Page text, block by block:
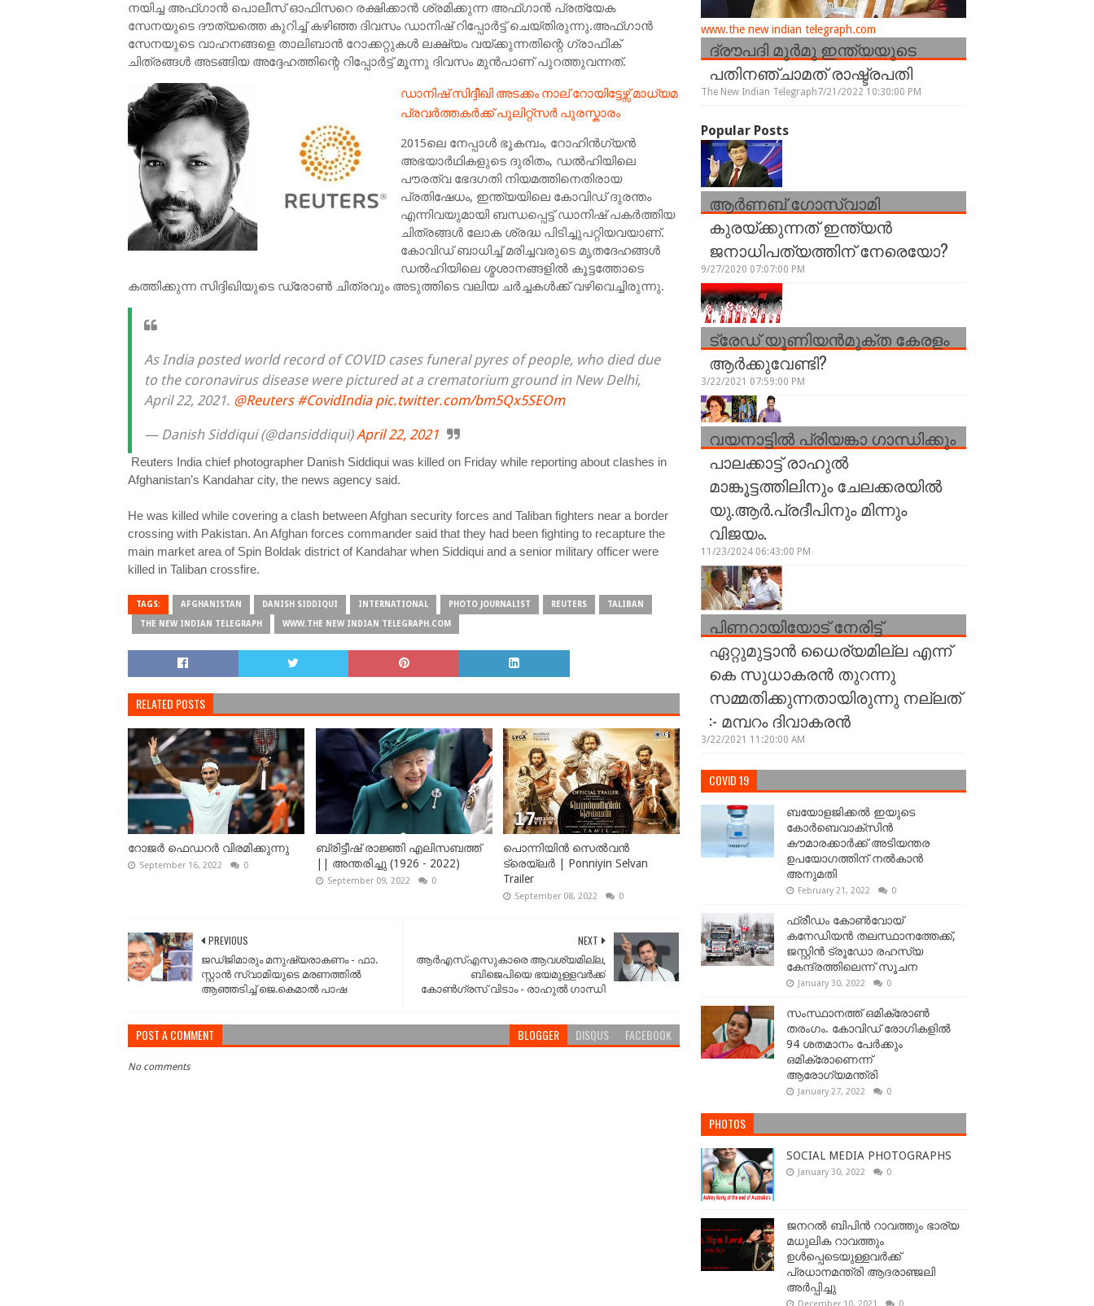
നയിച്ച അഫ്ഗാൻ പൊലീസ് ഓഫിസറെ രക്ഷിക്കാൻ ശ്രമിക്കുന്ന അഫ്ഗാൻ പ്രത്യേക
സേനയുടെ ദൗത്യത്തെ കുറിച്ച് കഴിഞ്ഞ ദിവസം ഡാനിഷ് റിപ്പോർട്ട് ചെയ്തിരുന്നു.അഫ്ഗാൻ
സേനയുടെ വാഹനങ്ങളെ താലിബാൻ റോക്കറ്റുകൾ ലക്ഷ്യം വയ്ക്കുന്നതിന്റെ ഗ്രാഫിക്
ചിത്രങ്ങൾ അടങ്ങിയ അദ്ദേഹത്തിന്റെ റിപ്പോർട്ട് മൂന്നു ദിവസം മുൻപാണ് പുറത്തുവന്നത്.
ഡാനിഷ് സിദ്ദീഖി അടക്കം നാല് റോയിട്ടേഴ്സ് മാധ്യമ
പ്രവർത്തകർക്ക് പുലിറ്റ്സർ പുരസ്കാരം
2015ലെ നേപ്പാൾ ഭൂകമ്പം, റോഹിൻഗ്യൻ
അഭയാർഥികളുടെ ദുരിതം, ഡൽഹിയിലെ
പൗരത്വ ഭേദഗതി നിയമത്തിനെതിരായ
പ്രതിഷേധം, ഇന്ത്യയിലെ കോവിഡ് ദുരന്തം
എന്നിവയുമായി ബന്ധപ്പെട്ട് ഡാനിഷ് പകർത്തിയ
ചിത്രങ്ങൾ ലോക ശ്രദ്ധ പിടിച്ചുപറ്റിയവയാണ്.
കോവിഡ് ബാധിച്ച് മരിച്ചവരുടെ മൃതദേഹങ്ങൾ
ഡൽഹിയിലെ ശ്മശാനങ്ങളിൽ കൂട്ടത്തോടെ
കത്തിക്കുന്ന സിദ്ദിഖിയുടെ ഡ്രോൺ ചിത്രവും അടുത്തിടെ വലിയ ചർച്ചകൾക്ക് വഴിവെച്ചിരുന്നു.
As India posted world record of COVID cases funeral pyres of people, who died due
to the coronavirus disease were pictured at a crematorium ground in New Delhi,
April 22, 2021. @Reuters #CovidIndia pic.twitter.com/bm5Qx5SEOm
— Danish Siddiqui (@dansiddiqui)April 22, 2021
Reuters India chief photographer Danish Siddiqui was killed on Friday while reporting about clashes in
Afghanistan’s Kandahar city, the news agency said.
He was killed while covering a clash between Afghan security forces and Taliban fighters near a border
crossing with Pakistan. An Afghan forces commander said that they had been fighting to recapture the
main market area of Spin Boldak district of Kandahar when Siddiqui and a senior military officer were
killed in Taliban crossfire.
TAGS: AFGHANISTAN DANISH SIDDIQUI INTERNATIONAL PHOTO JOURNALIST REUTERS TALIBAN
THE NEW INDIAN TELEGRAPH WWW.THE NEW INDIAN TELEGRAPH.COM
RELATED POSTS
റോജർ ഫെഡറർ വിരമിക്കുന്നു
September 16, 2022 0
ബ്രിട്ടീഷ് രാജ്ഞി എലിസബത്ത്
|| അന്തരിച്ചു (1926 - 2022)
September 09, 2022 0
പൊന്നിയിൻ സെൽവൻ
ട്രെയ്‌ലർ | Ponniyin Selvan
Trailer
September 08, 2022 0
NEXT
ആർഎസ്എസുകാരെ ആവശ്യമില്ല,
ബിജെപിയെ ഭയമുള്ളവർക്ക്
കോൺഗ്രസ് വിടാം - രാഹുൽ ഗാന്ധി
PREVIOUS
ജഡ്‌ജിമാരും മനുഷ്യരാകണം - ഫാ.
സ്റ്റാൻ സ്വാമിയുടെ മരണത്തിൽ
ആഞ്ഞടിച്ച് ജെ.കെമാൽ പാഷ
POST A COMMENT BLOGGER DISQUS FACEBOOK
No comments
www.the new indian telegraph.com
ദ്രൗപദി മുർമു ഇന്ത്യയുടെ
പതിനഞ്ചാമത് രാഷ്ട്രപതി
The New Indian Telegraph7/21/2022 10:30:00 PM
Popular Posts
ആർണബ് ഗോസ്വാമി
കുരയ്ക്കുന്നത് ഇന്ത്യൻ
ജനാധിപത്യത്തിന് നേരെയോ?
9/27/2020 07:07:00 PM
ട്രേഡ് യൂണിയന്‍മുക്ത കേരളം
ആര്‍ക്കുവേണ്ടി?
3/22/2021 07:59:00 PM
വയനാട്ടിൽ പ്രിയങ്കാ ഗാന്ധിക്കും
പാലക്കാട്ട് രാഹുൽ
മാങ്കൂട്ടത്തിലിനും ചേലക്കരയിൽ
യു.ആർ.പ്രദീപിനും മിന്നും
വിജയം.
11/23/2024 06:43:00 PM
പിണറായിയോട് നേരിട്ട്
ഏറ്റുമുട്ടാന്‍ ധൈര്യമില്ല എന്ന്
കെ സുധാകരന്‍ തുറന്നു
സമ്മതിക്കുന്നതായിരുന്നു നല്ലത്
:- മമ്പറം ദിവാകരന്‍
3/22/2021 11:20:00 AM
COVID 19
ബയോളജിക്കല്‍ ഇയുടെ
കോര്‍ബെവാക്സിൻ
കൗമാരക്കാർക്ക് അടിയന്തര
ഉപയോഗത്തിന് നൽകാൻ
അനുമതി
February 21, 2022 0
ഫ്രീഡം കോണ്‍വോയ്
കനേഡിയന്‍ തലസ്ഥാനത്തേക്ക്,
ജസ്റ്റിൻ ട്രൂഡോ രഹസ്യ
കേന്ദ്രത്തിലെന്ന് സൂചന
January 30, 2022 0
സംസ്ഥാനത്ത് ഒമിക്രോണ്‍
തരംഗം. കോവിഡ് രോഗികളിൽ
94 ശതമാനം പേർക്കും
ഒമിക്രോണെന്ന്
ആരോഗ്യമന്ത്രി
January 27, 2022 0
PHOTOS
SOCIAL MEDIA PHOTOGRAPHS
January 30, 2022 0
ജനറല്‍ ബിപിന്‍ റാവത്തും ഭാര്യ
മധുലിക റാവത്തും
ഉള്‍പ്പെടെയുള്ളവർക്ക്
പ്രധാനമന്ത്രി ആദരാഞ്ജലി
അർപ്പിച്ചു
December 10, 2021 0